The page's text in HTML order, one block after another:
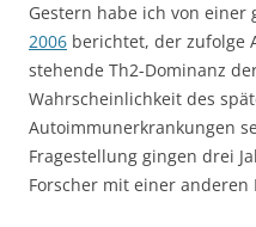
Gestern habe ich von einer
2006 berichtet, der zufolge
stehende Th2-Dominanz
Wahrscheinlichkeit des
Autoimmunerkrankungen
Fragestellung gingen drei
Forscher mit einer anderen